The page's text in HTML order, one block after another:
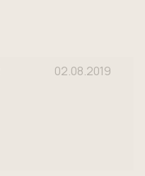
02.08.2019